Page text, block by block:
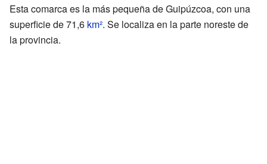
Esta comarca es la más pequeña de Guipúzcoa, con una
superficie de 71,6 km². Se localiza en la parte noreste de
la provincia.